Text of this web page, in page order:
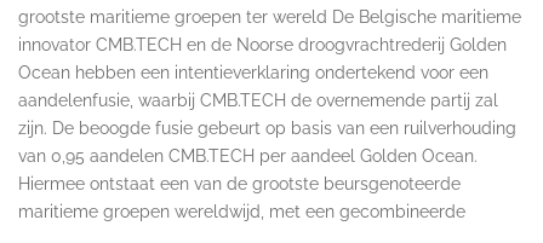
grootste maritieme groepen ter wereld De Belgische maritieme
innovator CMB.TECH en de Noorse droogvrachtrederij Golden
Ocean hebben een intentieverklaring ondertekend voor een
aandelenfusie, waarbij CMB.TECH de overnemende partij zal
zijn. De beoogde fusie gebeurt op basis van een ruilverhouding
van 0,95 aandelen CMB.TECH per aandeel Golden Ocean.
Hiermee ontstaat een van de grootste beursgenoteerde
maritieme groepen wereldwijd, met een gecombineerde